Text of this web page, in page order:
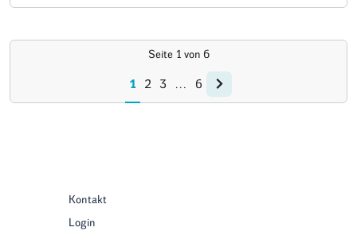
Seite 1 von 6
1 2 3 … 6
Kontakt
Login